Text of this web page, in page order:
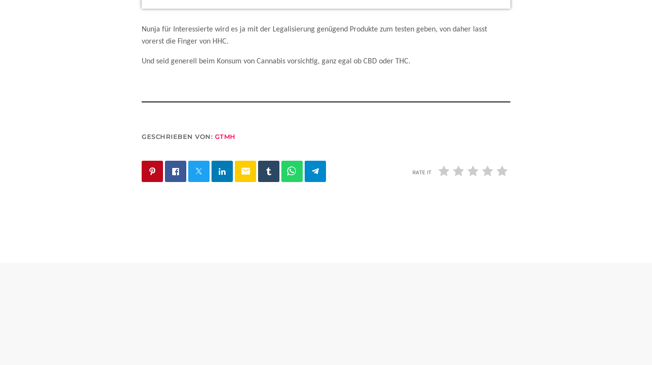
Nunja für Interessierte wird es ja mit der Legalisierung genügend Produkte zum testen geben, von daher lasst
vorerst die Finger von HHC.
Und seid generell beim Konsum von Cannabis vorsichtig, ganz egal ob CBD oder THC.
GESCHRIEBEN VON: GTMH
email RATE IT